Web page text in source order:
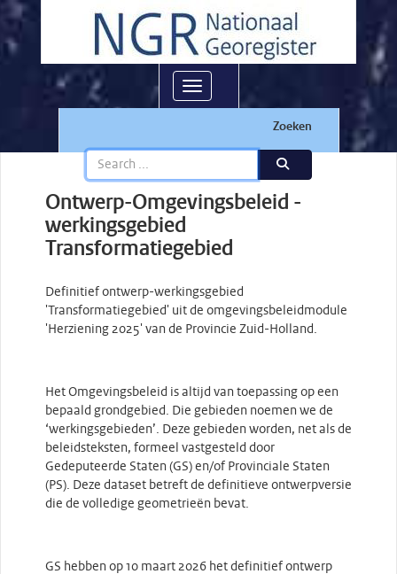
Toggle navigation
Zoeken
Ontwerp-Omgevingsbeleid -
werkingsgebied
Transformatiegebied
Definitief ontwerp-werkingsgebied
'Transformatiegebied' uit de omgevingsbeleidmodule
'Herziening 2025' van de Provincie Zuid-Holland.
Het Omgevingsbeleid is altijd van toepassing op een
bepaald grondgebied. Die gebieden noemen we de
‘werkingsgebieden’. Deze gebieden worden, net als de
beleidsteksten, formeel vastgesteld door
Gedeputeerde Staten (GS) en/of Provinciale Staten
(PS). Deze dataset betreft de definitieve ontwerpversie
die de volledige geometrieën bevat.
GS hebben op 10 maart 2026 het definitief ontwerp